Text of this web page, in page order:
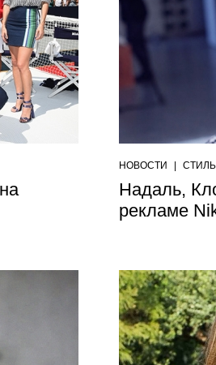
НОВОСТИ СТИЛЬ
Надаль,
рекламе